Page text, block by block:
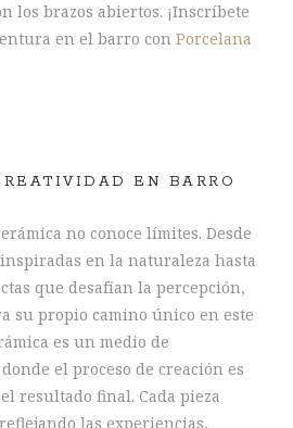
los brazos abiertos. ¡Inscríbete
en el barro con Porcelana
EN BARRO
no conoce límites. Desde
en la naturaleza hasta
que desafían la percepción,
su propio camino único en este
es un medio de
el proceso de creación es
resultado final. Cada pieza
las experiencias,